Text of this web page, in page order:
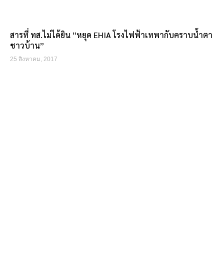
สารที่ ทส.ไม่ได้ยิน “หยุด EHIA โรงไฟฟ้าเทพากับคราบน้ำตา
ชาวบ้าน”
25 สิงหาคม, 2017